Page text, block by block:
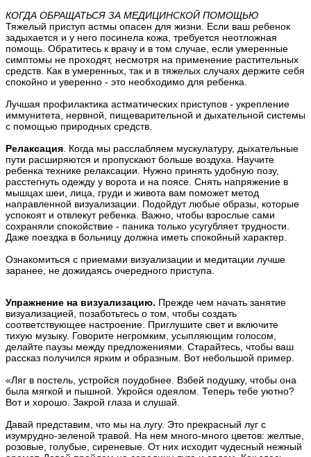
КОГДА ОБРАЩАТЬСЯ ЗА МЕДИЦИНСКОЙ ПОМОЩЬЮ
Тяжелый приступ астмы опасен для жизни. Если ваш ребенок
задыхается и у него посинела кожа, требуется неотложная
помощь. Обратитесь к врачу и в том случае, если умеренные
симптомы не проходят, несмотря на применение растительных
средств. Как в умеренных, так и в тяжелых случаях держите себя
спокойно и уверенно - это необходимо для ребенка.
Лучшая профилактика астматических приступов - укрепление
иммунитета, нервной, пищеварительной и дыхательной системы
с помощью природных средств.
Релаксация. Когда мы расслабляем мускулатуру, дыхательные
пути расширяются и пропускают больше воздуха. Научите
ребенка технике релаксации. Нужно принять удобную позу,
расстегнуть одежду у ворота и на поясе. Снять напряжение в
мышцах шеи, лица, груди и живота вам поможет метод
направленной визуализации. Подойдут любые образы, которые
успокоят и отвлекут ребенка. Важно, чтобы взрослые сами
сохраняли спокойствие - паника только усугубляет трудности.
Даже поездка в больницу должна иметь спокойный характер.
Ознакомиться с приемами визуализации и медитации лучше
заранее, не дожидаясь очередного приступа.
Упражнение на визуализацию. Прежде чем начать занятие
визуализацией, позаботьтесь о том, чтобы создать
соответствующее настроение. Приглушите свет и включите
тихую музыку. Говорите негромким, усыпляющим голосом,
делайте паузы между предложениями. Старайтесь, чтобы ваш
рассказ получился ярким и образным. Вот небольшой пример.
«Ляг в постель, устройся поудобнее. Взбей подушку, чтобы она
была мягкой и пышной. Укройся одеялом. Теперь тебе уютно?
Вот и хорошо. Закрой глаза и слушай.
Давай представим, что мы на лугу. Это прекрасный луг с
изумрудно-зеленой травой. На нем много-много цветов: желтые,
розовые, голубые, сиреневые. От них исходит чудесный нежный